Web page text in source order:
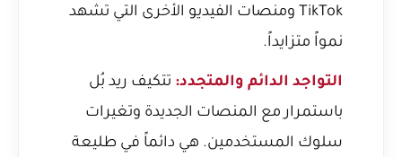
TikTok ومنصات الفيديو الأخرى التي تشهد
نمواً متزايداً.
التواجد الدائم والمتجدد: تتكيف ريد بُل
باستمرار مع المنصات الجديدة وتغيرات
سلوك المستخدمين. هي دائماً في طليعة